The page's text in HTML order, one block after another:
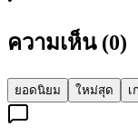
ความเห็น (0)
ยอดนิยม ใหม่สุด เ